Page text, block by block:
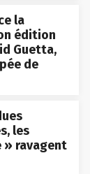
la
édition
Guetta,
de
les
» ravagent